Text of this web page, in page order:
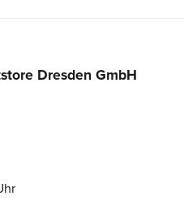
Dresden GmbH